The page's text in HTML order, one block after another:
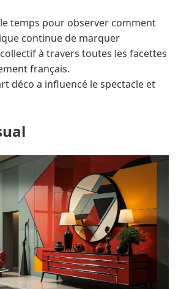
temps pour observer comment
continue de marquer
à travers toutes les facettes
français.
déco a influencé le spectacle et